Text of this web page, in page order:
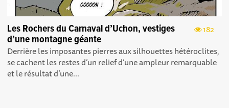
182
Les Rochers du Carnaval d’Uchon, vestiges
d’une montagne géante
Derrière les imposantes pierres aux silhouettes hétéroclites,
se cachent les restes d’un relief d’une ampleur remarquable
et le résultat d’une...